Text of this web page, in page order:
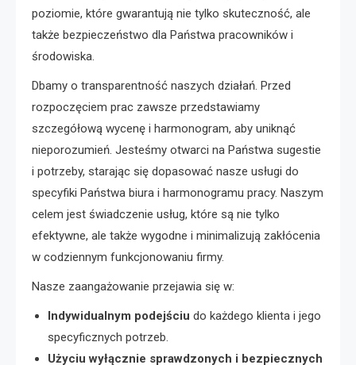
poziomie, które gwarantują nie tylko skuteczność, ale
także bezpieczeństwo dla Państwa pracowników i
środowiska.
Dbamy o transparentność naszych działań. Przed
rozpoczęciem prac zawsze przedstawiamy
szczegółową wycenę i harmonogram, aby uniknąć
nieporozumień. Jesteśmy otwarci na Państwa sugestie
i potrzeby, starając się dopasować nasze usługi do
specyfiki Państwa biura i harmonogramu pracy. Naszym
celem jest świadczenie usług, które są nie tylko
efektywne, ale także wygodne i minimalizują zakłócenia
w codziennym funkcjonowaniu firmy.
Nasze zaangażowanie przejawia się w:
Indywidualnym podejściu do każdego klienta i jego
specyficznych potrzeb.
Użyciu wyłącznie sprawdzonych i bezpiecznych